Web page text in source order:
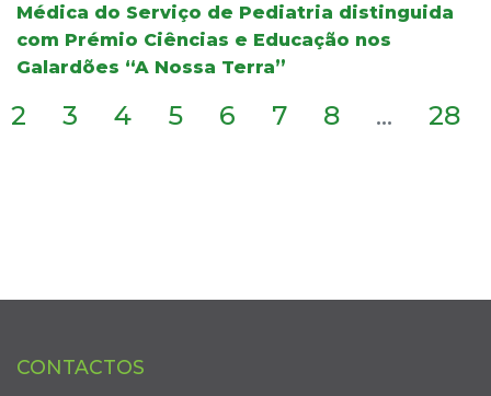
Médica do Serviço de Pediatria distinguida
com Prémio Ciências e Educação nos
Galardões “A Nossa Terra”
2 3 4 5 6 7 8 ... 28
CONTACTOS